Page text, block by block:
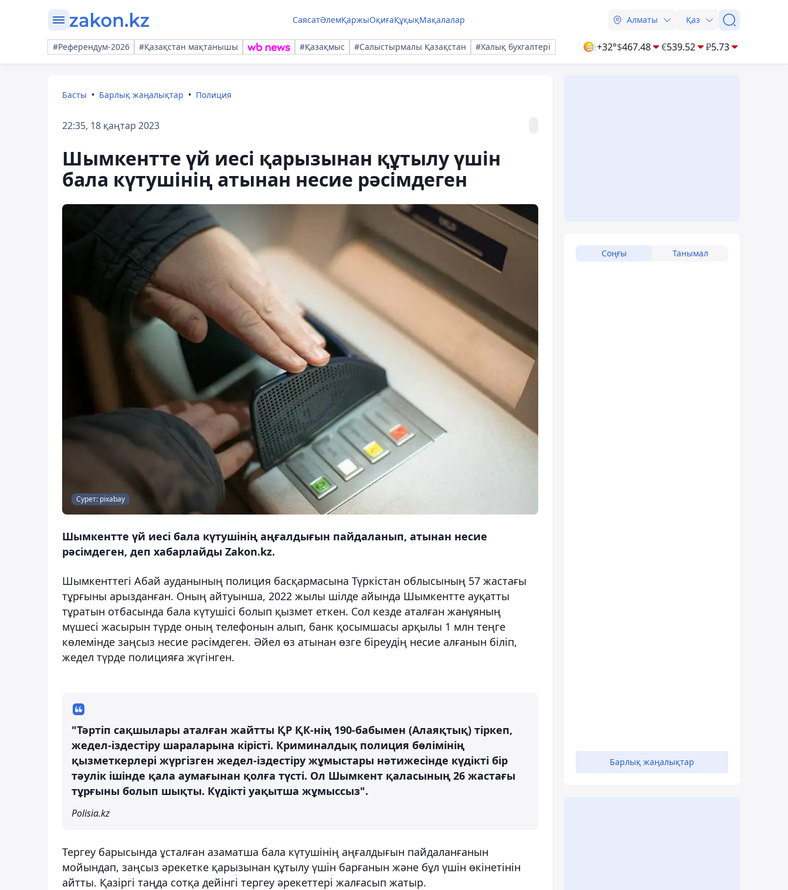
СаясатӘлемҚаржыОқиғаҚұқықМақалалар Алматы Қаз
#Референдум-2026 #Қазақстан мақтанышы #Қазақмыс #Салыстырмалы Қазақстан #Халық бухгалтері +32°$467.48 €539.52 ₽5.73
Басты Барлық жаңалықтар Полиция
22:35, 18 қаңтар 2023
Шымкентте үй иесі қарызынан құтылу үшін
бала күтушінің атынан несие рәсімдеген
Сурет: pixabay
Шымкентте үй иесі бала күтушінің аңғалдығын пайдаланып, атынан несие
рәсімдеген, деп хабарлайды Zakon.kz.
Шымкенттегі Абай ауданының полиция басқармасына Түркістан облысының 57 жастағы
тұрғыны арызданған. Оның айтуынша, 2022 жылы шілде айында Шымкентте ауқатты
тұратын отбасында бала күтушісі болып қызмет еткен. Сол кезде аталған жанұяның
мүшесі жасырын түрде оның телефонын алып, банк қосымшасы арқылы 1 млн теңге
көлемінде заңсыз несие рәсімдеген. Әйел өз атынан өзге біреудің несие алғанын біліп,
жедел түрде полицияға жүгінген.
"Тәртіп сақшылары аталған жайтты ҚР ҚК-нің 190-бабымен (Алаяқтық) тіркеп,
жедел-іздестіру шараларына кірісті. Криминалдық полиция бөлімінің
қызметкерлері жүргізген жедел-іздестіру жұмыстары нәтижесінде күдікті бір
тәулік ішінде қала аумағынан қолға түсті. Ол Шымкент қаласының 26 жастағы
тұрғыны болып шықты. Күдікті уақытша жұмыссыз".
Polisia.kz
Тергеу барысында ұсталған азаматша бала күтушінің аңғалдығын пайдаланғанын
мойындап, заңсыз әрекетке қарызынан құтылу үшін барғанын және бұл үшін өкінетінін
айтты. Қазіргі таңда сотқа дейінгі тергеу әрекеттері жалғасып жатыр.
Соңғы Танымал
Барлық жаңалықтар